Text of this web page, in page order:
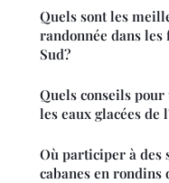
Quels sont les
randonnée dans les
Sud?
Quels conseils
les eaux glacées de
Où participer à des
cabanes en rondins